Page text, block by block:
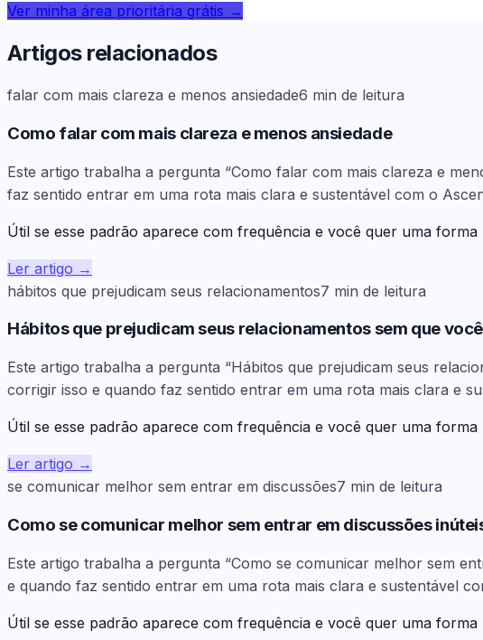
Ver minha área prioritária grátis →
Artigos relacionados
falar com mais clareza e menos ansiedade6 min de leitura
Como falar com mais clareza e menos ansiedade
Este artigo trabalha a pergunta “Como falar com mais clareza e
faz sentido entrar em uma rota mais clara e sustentável com o
Útil se esse padrão aparece com frequência e você quer uma
Ler artigo →
hábitos que prejudicam seus relacionamentos7 min de leitura
Hábitos que prejudicam seus relacionamentos sem que
Este artigo trabalha a pergunta “Hábitos que prejudicam seus
corrigir isso e quando faz sentido entrar em uma rota mais clara e
Útil se esse padrão aparece com frequência e você quer uma
Ler artigo →
se comunicar melhor sem entrar em discussões7 min de leitura
Como se comunicar melhor sem entrar em discussões
Este artigo trabalha a pergunta “Como se comunicar melhor sem
e quando faz sentido entrar em uma rota mais clara e sustentável
Útil se esse padrão aparece com frequência e você quer uma